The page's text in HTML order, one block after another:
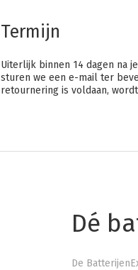
Termijn
Uiterlijk binnen 14 dagen na
sturen we een e-mail ter
retournering is voldaan,
Dé
De